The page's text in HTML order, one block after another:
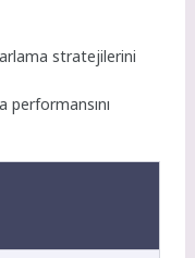
stratejilerini
performansını